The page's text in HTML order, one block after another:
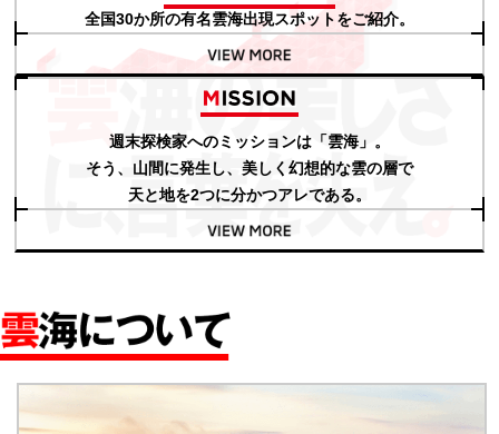
全国30か所の有名雲海出現スポットをご紹介。
週末探検家へのミッションは「雲海」。
そう、山間に発生し、美しく幻想的な雲の層で
天と地を2つに分かつアレである。